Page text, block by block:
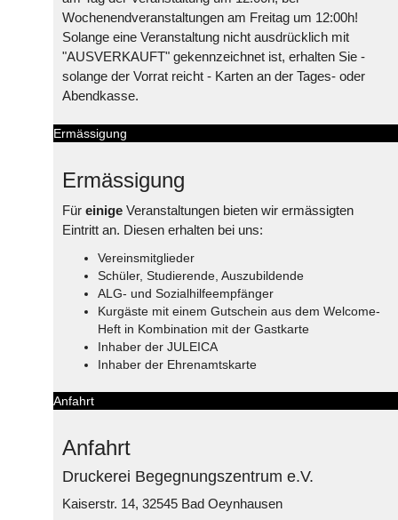
Wochenendveranstaltungen am Freitag um 12:00h!
Solange eine Veranstaltung nicht ausdrücklich mit
"AUSVERKAUFT" gekennzeichnet ist, erhalten Sie -
solange der Vorrat reicht - Karten an der Tages- oder
Abendkasse.
Ermässigung
Ermässigung
Für einige Veranstaltungen bieten wir ermässigten
Eintritt an. Diesen erhalten bei uns:
Vereinsmitglieder
Schüler, Studierende, Auszubildende
ALG- und Sozialhilfeempfänger
Kurgäste mit einem Gutschein aus dem Welcome-
Heft in Kombination mit der Gastkarte
Inhaber der JULEICA
Inhaber der Ehrenamtskarte
Anfahrt
Anfahrt
Druckerei Begegnungszentrum e.V.
Kaiserstr. 14, 32545 Bad Oeynhausen